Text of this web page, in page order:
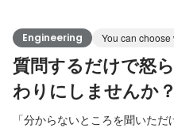
Engineering You can choose
質問するだけで怒
わりにしませんか
「分からないところを聞いた